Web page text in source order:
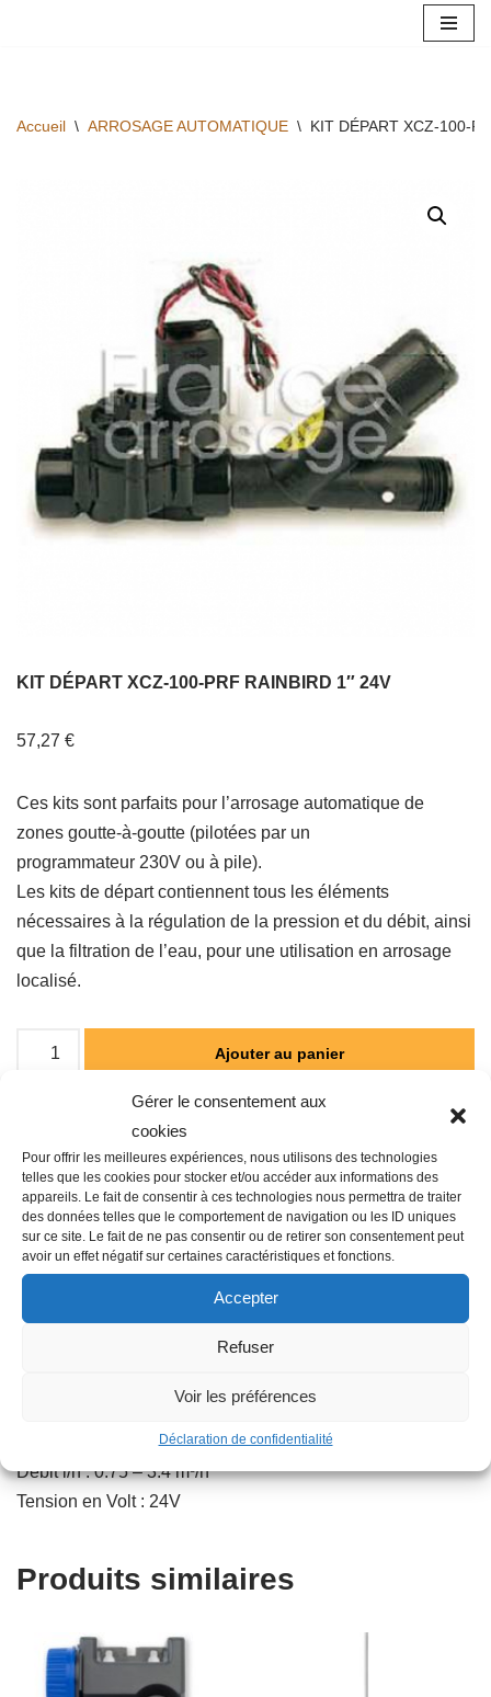
Gérer le consentement aux
cookies
Pour offrir les meilleures expériences, nous utilisons des technologies
telles que les cookies pour stocker et/ou accéder aux informations des
appareils. Le fait de consentir à ces technologies nous permettra de traiter
des données telles que le comportement de navigation ou les ID uniques
sur ce site. Le fait de ne pas consentir ou de retirer son consentement peut
avoir un effet négatif sur certaines caractéristiques et fonctions.
Accepter
Refuser
Voir les préférences
Déclaration de confidentialité
contenu
Accueil \ ARROSAGE AUTOMATIQUE \ KIT DÉPART XCZ-100-
KIT DÉPART XCZ-100-PRF RAINBIRD 1″ 24V
57,27 €
Ces kits sont parfaits pour l’arrosage automatique de
zones goutte-à-goutte (pilotées par un
programmateur 230V ou à pile).
Les kits de départ contiennent tous les éléments
nécessaires à la régulation de la pression et du débit, ainsi
que la filtration de l’eau, pour une utilisation en arrosage
localisé.
Ajouter au panier
Catégorie :ARROSAGE AUTOMATIQUE
Débit l/h : 0.75 – 3.4 m³/h
Tension en Volt : 24V
Produits similaires